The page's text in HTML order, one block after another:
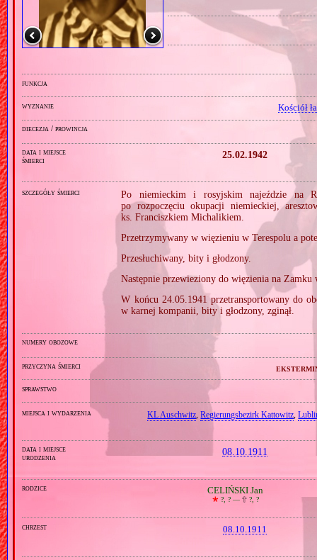
funkcja
wyznanie Kościół
diecezja / prowincja
data i miejsce
śmierci
25.02.1942
szczegóły śmierci
Po niemieckim i rosyjskim najeździe na
po rozpoczęciu okupacji niemieckiej,
ks. Franciszkiem Michalikiem.
Przetrzymywany w więzieniu w Terespolu a
Przesłuchiwany, bity i głodzony.
Następnie przewieziony do więzienia na
W końcu 24.05.1941 przetransportowany do
w karnej kompanii, bity i głodzony, zginął.
numery obozowe
przyczyna śmierci
sprawstwo
miejsca i wydarzenia KL Auschwitz,Regierungsbezirk Kattowitz,
data i miejsce
urodzenia
08.10.1911
rodzice CELIŃSKI Jan
🞲 ?, ? — 🕆?, ?
chrzest 08.10.1911